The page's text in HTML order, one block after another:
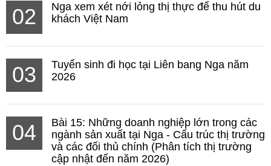
02
Nga xem xét nới lỏng thị thực để thu hút du
khách Việt Nam
03
Tuyển sinh đi học tại Liên bang Nga năm
2026
04
Bài 15: Những doanh nghiệp lớn trong các
ngành sản xuất tại Nga - Cấu trúc thị trường
và các đối thủ chính (Phân tích thị trường
cập nhật đến năm 2026)